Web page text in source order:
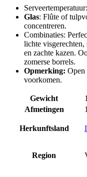
Glas: Flûte of
concentreren.
Combinaties:
lichte visgerechten,
en zachte kazen.
zomerse borrels.
Opmerking: Open
voorkomen.
Gewicht
Afmetingen
Herkunftsland
Region